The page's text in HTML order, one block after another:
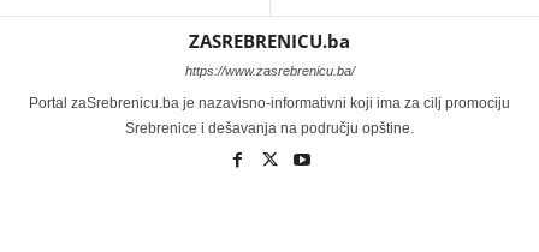
ZASREBRENICU.ba
https://www.zasrebrenicu.ba/
Portal zaSrebrenicu.ba je nazavisno-informativni koji ima za cilj promociju
Srebrenice i dešavanja na području opštine.